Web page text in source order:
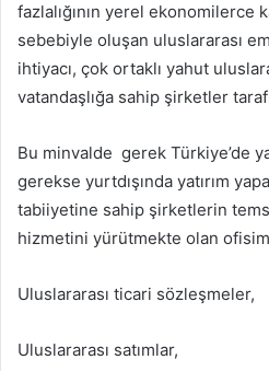
fazlalığının yerel ekonomilerce
sebebiyle oluşan uluslararası
ihtiyacı, çok ortaklı yahut
vatandaşlığa sahip şirketler
Bu minvalde gerek Türkiye’de
gerekse yurtdışında yatırım
tabiiyetine sahip şirketlerin
hizmetini yürütmekte olan
Uluslararası ticari sözleşmeler,
Uluslararası satımlar,